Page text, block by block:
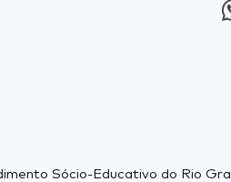
Sócio-Educativo do Rio